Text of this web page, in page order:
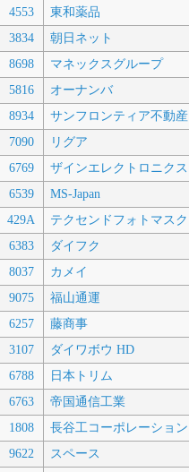
4553 東和薬品
3834 朝日ネット
8698 マネックスグループ
5816 オーナンバ
8934 サンフロンティア不動産
7090 リグア
6769 ザインエレクトロニクス
6539 MS-Japan
429A テクセンドフォトマスク
6383 ダイフク
8037 カメイ
9075 福山通運
6257 藤商事
3107 ダイワボウ HD
6788 日本トリム
6763 帝国通信工業
1808 長谷工コーポレーション
9622 スペース